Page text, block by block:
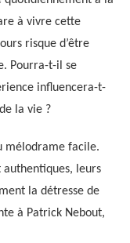
à vivre cette
risque d’être
Pourra-t-il se
influencera-t-
la vie ?
mélodrame facile.
authentiques, leurs
la détresse de
à Patrick Nebout,